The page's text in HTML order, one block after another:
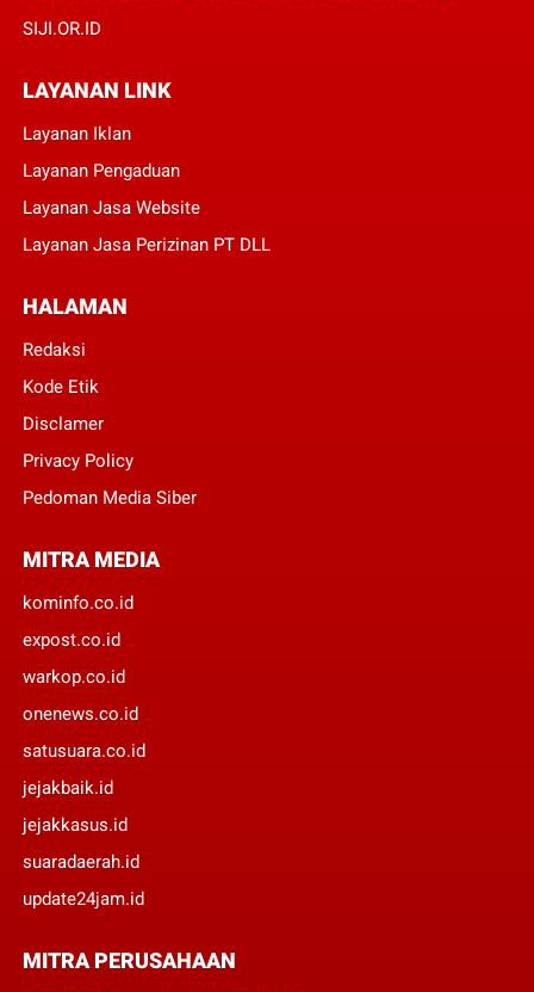
SIJI.OR.ID
LAYANAN LINK
Layanan Iklan
Layanan Pengaduan
Layanan Jasa Website
Layanan Jasa Perizinan PT DLL
HALAMAN
Redaksi
Kode Etik
Disclamer
Privacy Policy
Pedoman Media Siber
MITRA MEDIA
kominfo.co.id
expost.co.id
warkop.co.id
onenews.co.id
satusuara.co.id
jejakbaik.id
jejakkasus.id
suaradaerah.id
update24jam.id
MITRA PERUSAHAAN